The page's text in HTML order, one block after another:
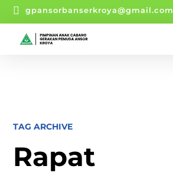
 gpansorbanserkroya@gmail.com
TAG ARCHIVE
Rapat